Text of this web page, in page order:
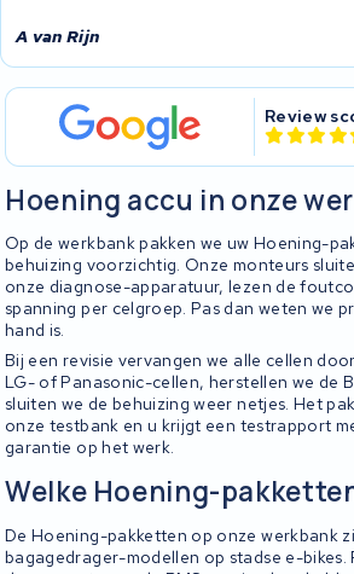
A van Rijn
Review
Hoening accu in onze
Op de werkbank pakken we uw Hoening-
behuizing voorzichtig. Onze monteurs
onze diagnose-apparatuur, lezen de
spanning per celgroep. Pas dan weten we
hand is.
Bij een revisie vervangen we alle cellen
LG- of Panasonic-cellen, herstellen we de
sluiten we de behuizing weer netjes. Het
onze testbank en u krijgt een testrapport
garantie op het werk.
Welke Hoening-
De Hoening-pakketten op onze werkbank
bagagedrager-modellen op stadse e-bikes.